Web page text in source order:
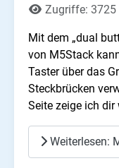
Zugriffe: 3725
Mit dem „dual
von M5Stack
Taster über das
Steckbrücken
Seite zeige ich dir
Weiterlesen: